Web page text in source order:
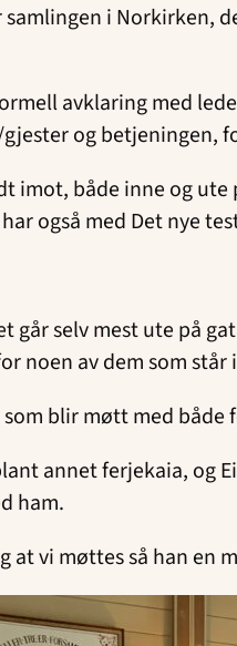
i Norkirken,
avklaring med
og betjeningen,
imot, både inne og ute
også med Det nye
går selv mest ute på
noen av dem som står
blir møtt med både
annet ferjekaia, og
ham.
at vi møttes så han en